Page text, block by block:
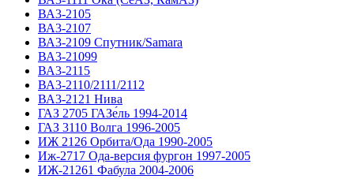
ВА3-2105
ВА3-2107
ВА3-2109 Спутник/Samara
ВА3-21099
ВА3-2115
ВА3-2110/2111/2112
ВА3-2121 Нива
ГАЗ 2705 ГАЗе́ль 1994-2014
ГАЗ 3110 Волга 1996-2005
ИЖ 2126 Орбита/Ода 1990-2005
Иж-2717 Ода-версия фургон 1997-2005
ИЖ-21261 Фабула 2004-2006